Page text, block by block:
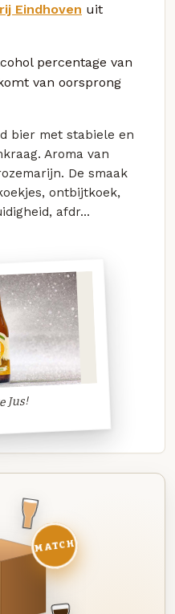
Eindhoven uit
percentage van
van oorsprong
bier met stabiele en
Aroma van
De smaak
ontbijtkoek,
afdr...
Jus!
MATCH